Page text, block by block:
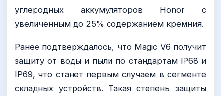
углеродных аккумуляторов Honor с
увеличенным до 25% содержанием кремния.
Ранее подтверждалось, что Magic V6 получит
защиту от воды и пыли по стандартам IP68 и
IP69, что станет первым случаем в сегменте
складных устройств. Такая степень защиты